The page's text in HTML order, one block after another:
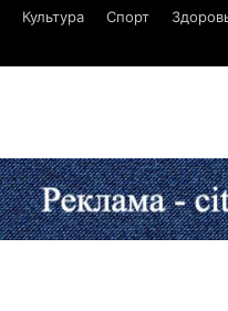
Культура Спорт